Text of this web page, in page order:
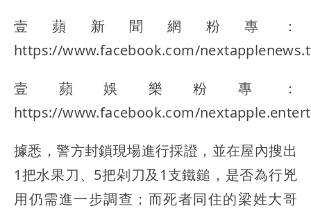
壹蘋新聞網粉專：
https://www.facebook.com/
壹蘋娛樂粉專：
https://www.facebook.com/
據悉，警方封鎖現場進行採證，並在屋內搜出
1把水果刀、5把剁刀及1支鐵鎚，是否為行兇
用仍需進一步調查；而死者同住的梁姓大哥